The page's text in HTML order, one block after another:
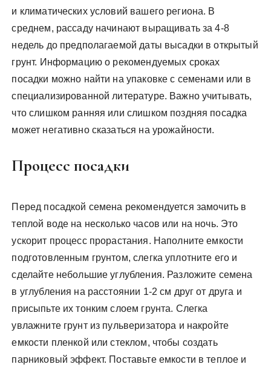
и климатических условий вашего региона. В
среднем, рассаду начинают выращивать за 4-8
недель до предполагаемой даты высадки в открытый
грунт. Информацию о рекомендуемых сроках
посадки можно найти на упаковке с семенами или в
специализированной литературе. Важно учитывать,
что слишком ранняя или слишком поздняя посадка
может негативно сказаться на урожайности.
Процесс посадки
Перед посадкой семена рекомендуется замочить в
теплой воде на несколько часов или на ночь. Это
ускорит процесс прорастания. Наполните емкости
подготовленным грунтом, слегка уплотните его и
сделайте небольшие углубления. Разложите семена
в углубления на расстоянии 1-2 см друг от друга и
присыпьте их тонким слоем грунта. Слегка
увлажните грунт из пульверизатора и накройте
емкости пленкой или стеклом, чтобы создать
парниковый эффект. Поставьте емкости в теплое и